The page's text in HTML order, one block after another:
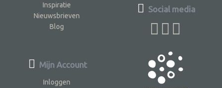
Inspiratie
Nieuwsbrieven
Blog
Social media
Mijn Account
Inloggen